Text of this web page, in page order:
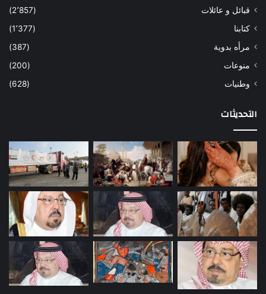
قبائل و عائلات
(2٬857)
كتابنا
(1٬377)
مرأه بدوية
(387)
منوعات
(200)
وطنيات
(628)
التحديثات